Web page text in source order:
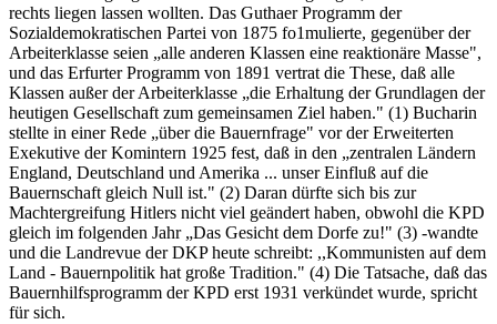
rechts liegen lassen wollten. Das Guthaer Programm der
Sozialdemokratischen Partei von 1875 fo1mulierte, gegenüber der
Arbeiterklasse seien „alle anderen Klassen eine reaktionäre Masse",
und das Erfurter Programm von 1891 vertrat die These, daß alle
Klassen außer der Arbeiterklasse „die Erhaltung der Grundlagen der
heutigen Gesellschaft zum gemeinsamen Ziel haben." (1) Bucharin
stellte in einer Rede „über die Bauernfrage" vor der Erweiterten
Exekutive der Komintern 1925 fest, daß in den „zentralen Ländern
England, Deutschland und Amerika ... unser Einfluß auf die
Bauernschaft gleich Null ist." (2) Daran dürfte sich bis zur
Machtergreifung Hitlers nicht viel geändert haben, obwohl die KPD
gleich im folgenden Jahr „Das Gesicht dem Dorfe zu!" (3) -wandte
und die Landrevue der DKP heute schreibt: ,,Kommunisten auf dem
Land - Bauernpolitik hat große Tradition." (4) Die Tatsache, daß das
Bauernhilfsprogramm der KPD erst 1931 verkündet wurde, spricht
für sich.